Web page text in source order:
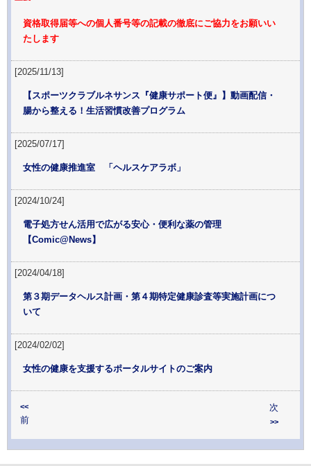
資格取得届等への個人番号等の記載の徹底にご協力をお願いい
たします
[2025/11/13]
【スポーツクラブルネサンス『健康サポート便』】動画配信・
腸から整える！生活習慣改善プログラム
[2025/07/17]
女性の健康推進室 「ヘルスケアラボ」
[2024/10/24]
電子処方せん活用で広がる安心・便利な薬の管理
【Comic@News】
[2024/04/18]
第３期データヘルス計画・第４期特定健康診査等実施計画につ
いて
[2024/02/02]
女性の健康を支援するポータルサイトのご案内
<<
前
次
>>